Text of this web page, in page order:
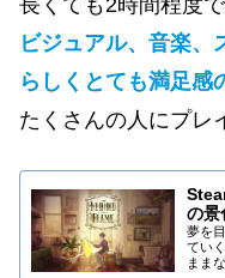
長くても2時間程度
ビジュアル、音楽、
らしくとても満足感
たくさんの人にプレ
の景
夢を
てい
まま